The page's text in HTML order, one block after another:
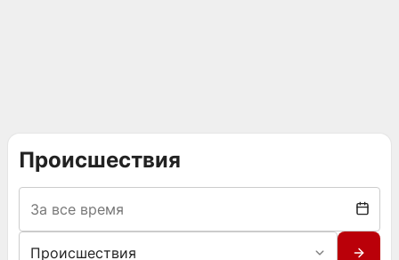
Происшествия